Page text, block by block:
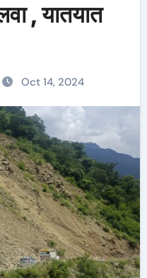
, यातयात
Oct 14, 2024